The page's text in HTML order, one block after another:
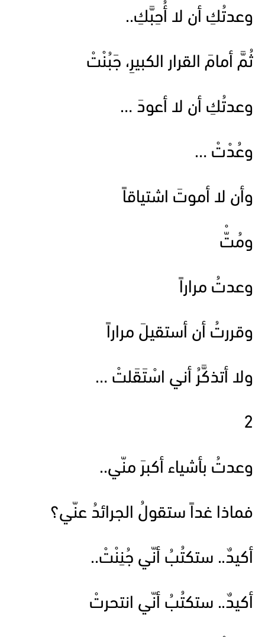
وعدتُكِ أن لا أُحِبَّكِ..
ثُمَّ أمامَ القرار الكبيرِ، جَبُنْتْ
وعدتُكِ أن لا أعودَ …
وعُدْتْ …
وأن لا أموتَ اشتياقاً
ومُتّْ
وعدتُ مراراً
وقررتُ أن أستقيلَ مراراً
ولا أتذكَّرُ أني اسْتَقَلتْ …
2
وعدتُ بأشياء أكبرَ منّي..
فماذا غداً ستقولُ الجرائدُ عنّي؟
أكيدٌ.. ستكتُبُ أنّي جُنِنْتْ..
أكيدٌ.. ستكتُبُ أنّي انتحرتْ